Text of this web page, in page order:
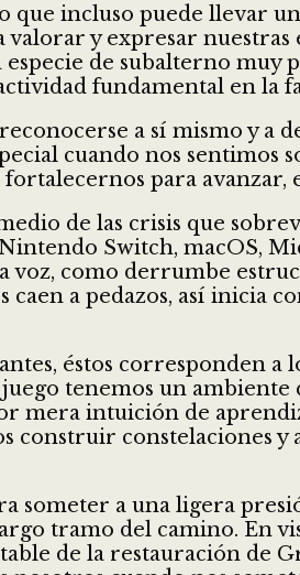
incluso puede llevar
y expresar
de subalterno
fundamental en la
a sí mismo y a
cuando nos sentimos
para
de las crisis que
Switch, macOS,
como derrumbe
a pedazos, así inicia
éstos corresponden
tenemos un
mera intuición de
construir constelaciones y
someter a una ligera
tramo del camino. En
de la restauración de